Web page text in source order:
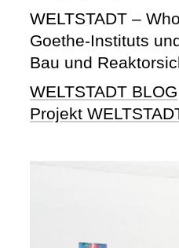
WELTSTADT –
Goethe-Instituts
Bau und
WELTSTADT BLOG
Projekt